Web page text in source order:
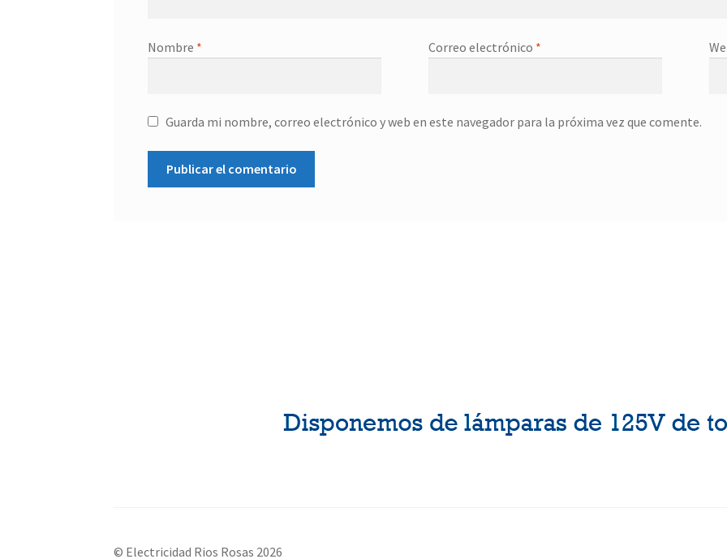
Nombre * Correo electrónico *
Guarda mi nombre, correo electrónico y web en este navegador para la próxima vez que comente.
© Electricidad Rios Rosas 2026